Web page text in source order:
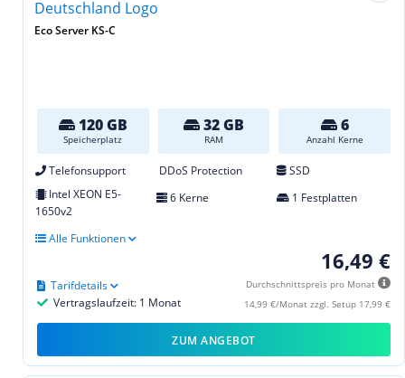
Eco Server KS-C
120 GB
Speicherplatz
32 GB
RAM
6
Anzahl Kerne
Telefonsupport DDoS Protection
SSD
Intel XEON E5-
1650v2
6 Kerne 1 Festplatten
Alle Funktionen
16,49 €
Durchschnittspreis pro Monat
14,99 €/Monat zzgl. Setup 17,99 €
Vertragslaufzeit: 1 Monat
Tarifdetails
ZUM ANGEBOT